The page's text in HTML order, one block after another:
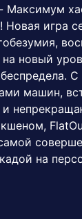
- Максимум
Новая игра
новый
машин,
на